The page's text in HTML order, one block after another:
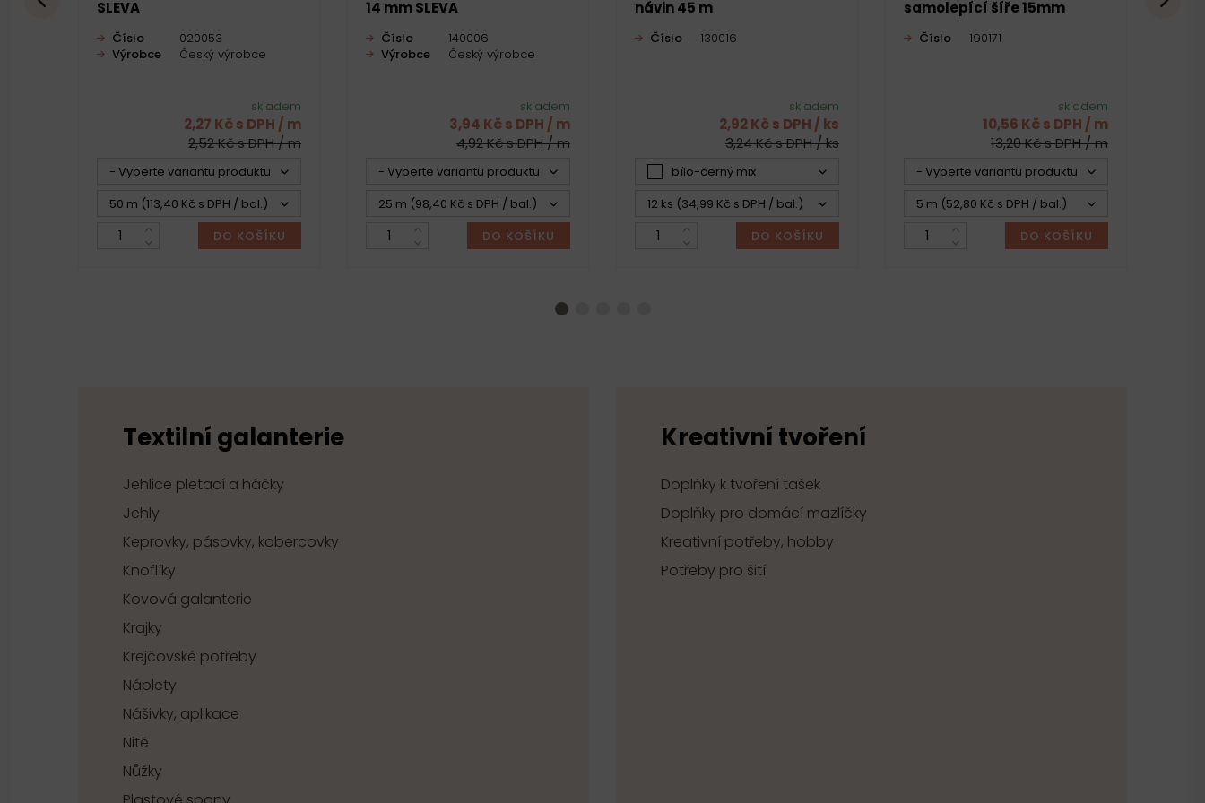
SLEVA
Číslo
020053
Výrobce
Český výrobce
skladem
2,27 Kč s DPH / m
2,52 Kč s DPH / m
- Vyberte variantu produktu -
50 m (113,40 Kč s DPH / bal.)
DO KOŠÍKU
14 mm SLEVA
Číslo
140006
Výrobce
Český výrobce
skladem
3,94 Kč s DPH / m
4,92 Kč s DPH / m
- Vyberte variantu produktu -
25 m (98,40 Kč s DPH / bal.)
DO KOŠÍKU
návin 45 m
Číslo 130016
skladem
2,92 Kč s DPH / ks
3,24 Kč s DPH / ks
bílo-černý mix
12 ks (34,99 Kč s DPH / bal.)
DO KOŠÍKU
samolepící šíře 15mm
Číslo 190171
skladem
10,56 Kč s DPH / m
13,20 Kč s DPH / m
- Vyberte variantu produktu -
5 m (52,80 Kč s DPH / bal.)
DO KOŠÍKU
Textilní galanterie
Jehlice pletací a háčky
Jehly
Keprovky, pásovky, kobercovky
Knoflíky
Kovová galanterie
Krajky
Krejčovské potřeby
Náplety
Nášivky, aplikace
Nitě
Nůžky
Kreativní tvoření
Doplňky k tvoření tašek
Doplňky pro domácí mazlíčky
Kreativní potřeby, hobby
Potřeby pro šití